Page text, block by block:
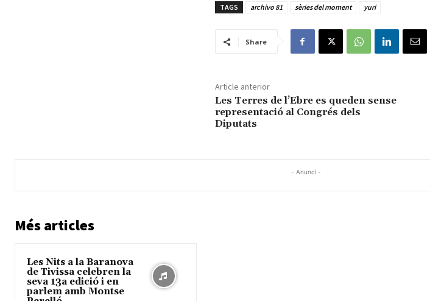
TAGS archivo 81 sèries del moment yuri
Share
Article anterior
Les Terres de l’Ebre es queden sense
representació al Congrés dels
Diputats
- Anunci -
Més articles
Les Nits a la Baranova
de Tivissa celebren la
seva 13a edició i en
parlem amb Montse